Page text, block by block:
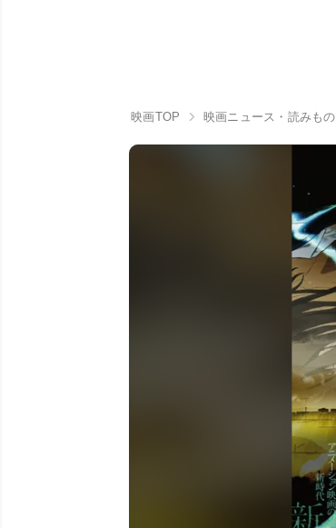
映画TOP 映画ニュース・読みもの